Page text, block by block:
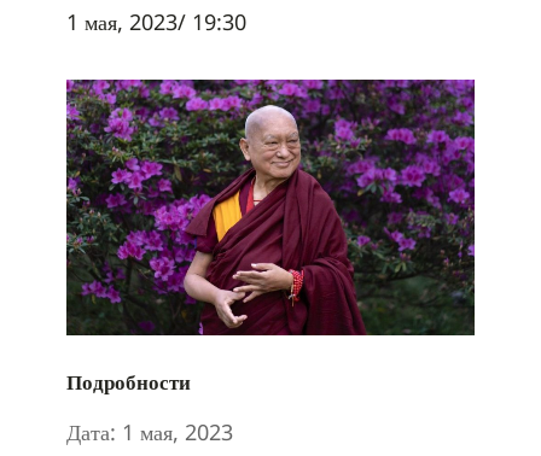
1 мая, 2023/ 19:30
Подробности
Дата: 1 мая, 2023